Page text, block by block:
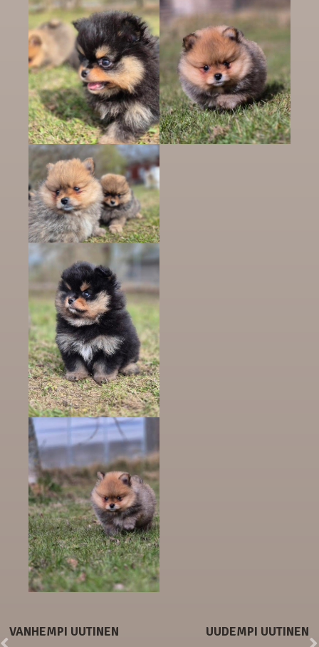
VANHEMPI UUTINEN UUDEMPI UUTINEN